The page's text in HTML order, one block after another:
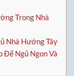
Trong Nhà
Nhà Hướng Tây
Để Ngủ Ngon Và